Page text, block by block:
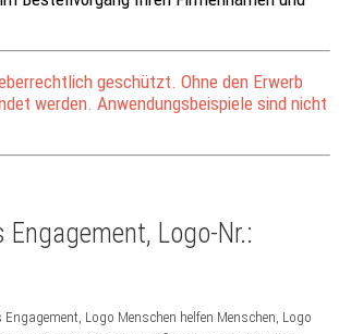
geschützt. Ohne den Erwerb
werden. Anwendungsbeispiele sind nicht
Engagement, Logo-Nr.:
Logo Menschen helfen Menschen, Logo